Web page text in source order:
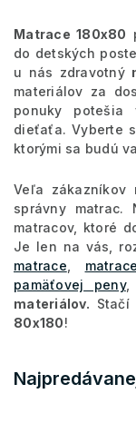
Matrace 180x80
do detských
u nás zdravotný
materiálov za
ponuky potešia
dieťaťa. Vyberte
ktorými sa budú
Veľa
správny matrac.
matracov, ktoré
Je len na vás,
matrace
pamäťovej peny
materiálov.
80x180!